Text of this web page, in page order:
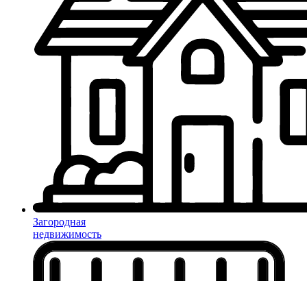
Загородная
недвижимость